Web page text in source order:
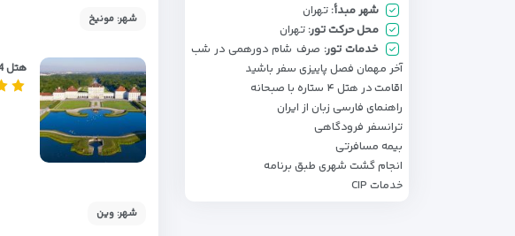
شهر مبدأ: تهران
محل حرکت تور: تهران
خدمات تور: صرف شام دورهمی در شب
آخر مهمان فصل پاییزی سفر باشید
اقامت در هتل ۴ ستاره با صبحانه
راهنمای فارسی زبان از ایران
ترانسفر فرودگاهی
بیمه مسافرتی
انجام گشت شهری طبق برنامه
خدمات CIP
شهر: مونیخ
هتل 4 ستاره مونیخ
شهر: وین